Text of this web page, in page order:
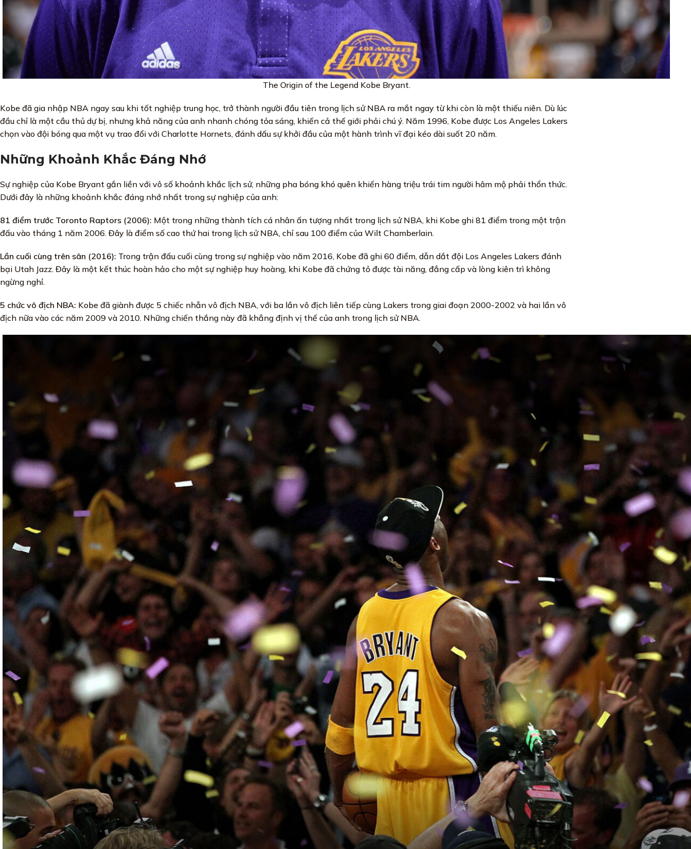
The Origin of the Legend Kobe Bryant.
Kobe đã gia nhập NBA ngay sau khi tốt nghiệp trung học, trở thành người đầu tiên trong lịch sử NBA ra mắt ngay từ khi còn là một thiếu niên. Dù lúc
đầu chỉ là một cầu thủ dự bị, nhưng khả năng của anh nhanh chóng tỏa sáng, khiến cả thế giới phải chú ý. Năm 1996, Kobe được Los Angeles Lakers
chọn vào đội bóng qua một vụ trao đổi với Charlotte Hornets, đánh dấu sự khởi đầu của một hành trình vĩ đại kéo dài suốt 20 năm.
Những Khoảnh Khắc Đáng Nhớ
Sự nghiệp của Kobe Bryant gắn liền với vô số khoảnh khắc lịch sử, những pha bóng khó quên khiến hàng triệu trái tim người hâm mộ phải thổn thức.
Dưới đây là những khoảnh khắc đáng nhớ nhất trong sự nghiệp của anh:
81 điểm trước Toronto Raptors (2006): Một trong những thành tích cá nhân ấn tượng nhất trong lịch sử NBA, khi Kobe ghi 81 điểm trong một trận
đấu vào tháng 1 năm 2006. Đây là điểm số cao thứ hai trong lịch sử NBA, chỉ sau 100 điểm của Wilt Chamberlain.
Lần cuối cùng trên sân (2016): Trong trận đấu cuối cùng trong sự nghiệp vào năm 2016, Kobe đã ghi 60 điểm, dẫn dắt đội Los Angeles Lakers đánh
bại Utah Jazz. Đây là một kết thúc hoàn hảo cho một sự nghiệp huy hoàng, khi Kobe đã chứng tỏ được tài năng, đẳng cấp và lòng kiên trì không
ngừng nghỉ.
5 chức vô địch NBA: Kobe đã giành được 5 chiếc nhẫn vô địch NBA, với ba lần vô địch liên tiếp cùng Lakers trong giai đoạn 2000-2002 và hai lần vô
địch nữa vào các năm 2009 và 2010. Những chiến thắng này đã khẳng định vị thế của anh trong lịch sử NBA.